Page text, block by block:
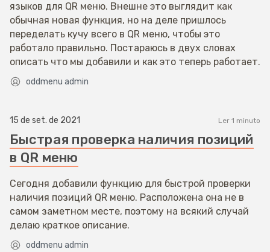
языков для QR меню. Внешне это выглядит как
обычная новая функция, но на деле пришлось
переделать кучу всего в QR меню, чтобы это
работало правильно. Постараюсь в двух словах
описать что мы добавили и как это теперь работает.
oddmenu admin
15 de set. de 2021 Ler 1 minuto
Быстрая проверка наличия позиций
в QR меню
Сегодня добавили функцию для быстрой проверки
наличия позиций QR меню. Расположена она не в
самом заметном месте, поэтому на всякий случай
делаю краткое описание.
oddmenu admin